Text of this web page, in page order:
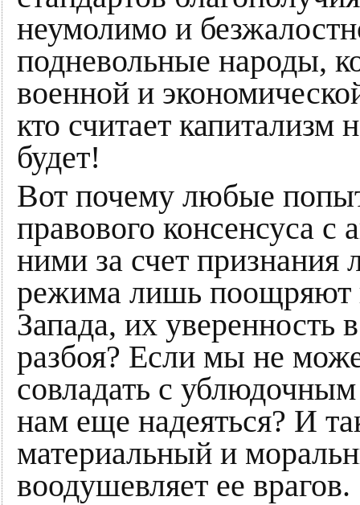
неумолимо и
подневольные народы,
военной и
кто считает
будет!
Вот почему любые
правового консенсуса с
ними за счет признания
режима лишь поощряют
Запада, их уверенность
разбоя? Если мы не
совладать с
нам еще надеяться? И
материальный и
воодушевляет ее врагов.